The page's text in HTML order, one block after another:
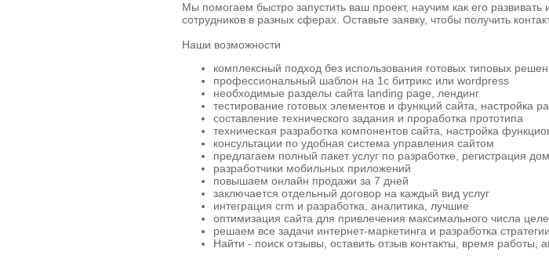
Мы помогаем быстро запустить ваш проект, научим как его
сотрудников в разных сферах. Оставьте заявку, чтобы получить
Наши возможности
комплексный подход без использования готовых типовых
профессиональный шаблон на 1с битрикс или wordpress
необходимые разделы сайта landing page, лендинг
тестирование готовых элементов и функций сайта, настройка
составление технического задания и проработка прототипа
техническая разработка компонентов сайта, настройка
консультации по удобная система управления сайтом
предлагаем полный пакет услуг по разработке, регистрация
разработчики мобильных приложений
повышаем онлайн продажи за 7 дней
заключается отдельный договор на каждый вид услуг
интеграция crm и разработка, аналитика, лучшие
оптимизация сайта для привлечения максимального числа
решаем все задачи интернет-маркетинга и разработка
Найти - поиск отзывы, оставить отзыв контакты, время работы,